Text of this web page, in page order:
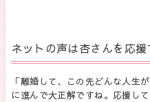
ネットの声は杏さんを応援
「離婚して、この先どんな人生
に進んで大正解ですね。 応援し